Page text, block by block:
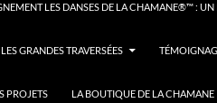
LES DANSES DE LA CHAMANE®™ :
LES GRANDES TRAVERSÉES
PROJETS LA BOUTIQUE DE LA CHAMANE